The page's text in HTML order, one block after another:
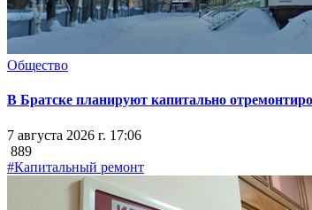
Общество
В Братске планируют капитально
7 августа 2026 г. 17:06
889
#Капитальный ремонт